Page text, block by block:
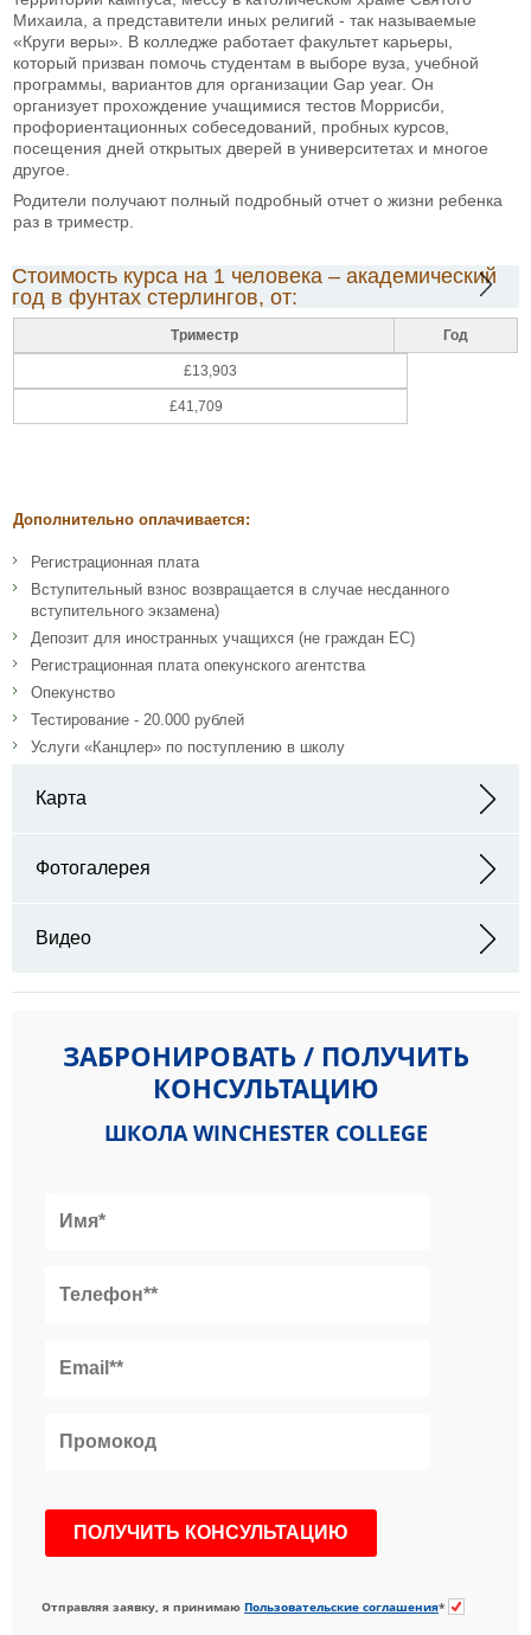
Михаила, а представители иных религий - так называемые
«Круги веры». В колледже работает факультет карьеры,
который призван помочь студентам в выборе вуза, учебной
программы, вариантов для организации Gap year. Он
организует прохождение учащимися тестов Моррисби,
профориентационных собеседований, пробных курсов,
посещения дней открытых дверей в университетах и многое
другое.
Родители получают полный подробный отчет о жизни ребенка
раз в триместр.
Стоимость курса на 1 человека – академический
год в фунтах стерлингов, от:
Триместр Год
£13,903
£41,709
Дополнительно оплачивается:
Регистрационная плата
Вступительный взнос возвращается в случае несданного
вступительного экзамена)
Депозит для иностранных учащихся (не граждан ЕС)
Регистрационная плата опекунского агентства
Опекунство
Тестирование - 20.000 рублей
Услуги «Канцлер» по поступлению в школу
Карта
Фотогалерея
Видео
ЗАБРОНИРОВАТЬ / ПОЛУЧИТЬ
КОНСУЛЬТАЦИЮ
ШКОЛА WINCHESTER COLLEGE
Отправляя заявку, я принимаю Пользовательские соглашения*